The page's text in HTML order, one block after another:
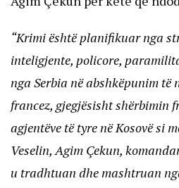
“Krimi është planifikuar nga
inteligjente, policore,
nga Serbia në abshkëpunim të
francez, gjegjësisht shërbimin
agjentëve të tyre në Kosovë si
Veselin, Agim Çekun,
u tradhtuan dhe mashtruan